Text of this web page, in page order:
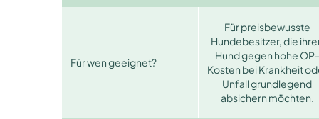
Für wen geeignet?
Für preisbewusste
Hundebesitzer, die
Hund gegen hohe OP-
Kosten bei Krankheit
Unfall grundlegend
absichern möchten.